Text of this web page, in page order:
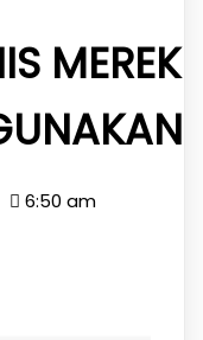
MEREK
6:50 am